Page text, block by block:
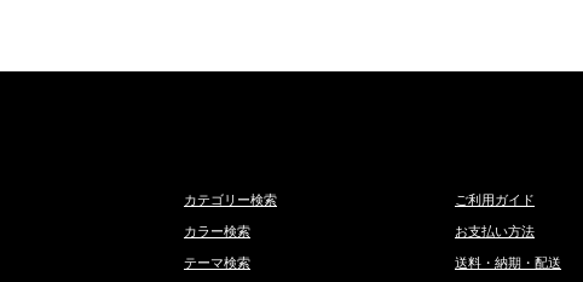
カテゴリー検索
カラー検索
テーマ検索
ご利用ガイド
お支払い方法
送料・納期・配送